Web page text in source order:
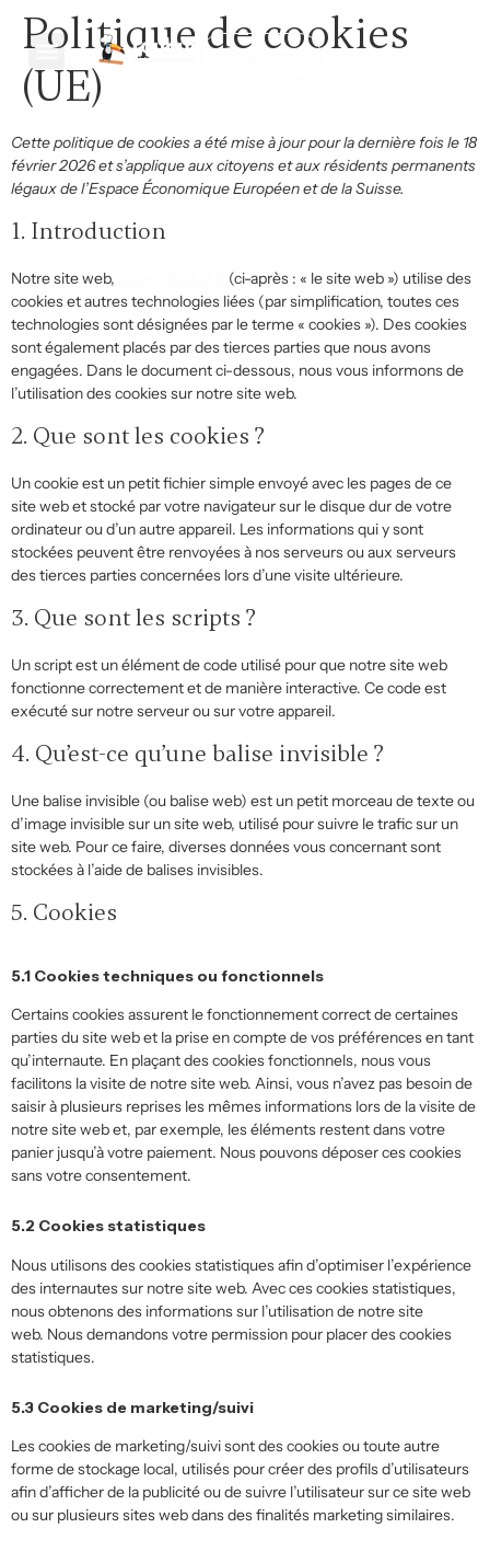
Politique de cookies
(UE)
Cette politique de cookies a été mise à jour pour la dernière fois le 18
février 2026 et s’applique aux citoyens et aux résidents permanents
légaux de l’Espace Économique Européen et de la Suisse.
1. Introduction
Notre site web,
(ci-après : « le site web ») utilise des
cookies et autres technologies liées (par simplification, toutes ces
technologies sont désignées par le terme « cookies »). Des cookies
sont également placés par des tierces parties que nous avons
engagées. Dans le document ci-dessous, nous vous informons de
l’utilisation des cookies sur notre site web.
2. Que sont les cookies ?
Un cookie est un petit fichier simple envoyé avec les pages de ce
site web et stocké par votre navigateur sur le disque dur de votre
ordinateur ou d’un autre appareil. Les informations qui y sont
stockées peuvent être renvoyées à nos serveurs ou aux serveurs
des tierces parties concernées lors d’une visite ultérieure.
3. Que sont les scripts ?
Un script est un élément de code utilisé pour que notre site web
fonctionne correctement et de manière interactive. Ce code est
exécuté sur notre serveur ou sur votre appareil.
4. Qu’est-ce qu’une balise invisible ?
Une balise invisible (ou balise web) est un petit morceau de texte ou
d’image invisible sur un site web, utilisé pour suivre le trafic sur un
site web. Pour ce faire, diverses données vous concernant sont
stockées à l’aide de balises invisibles.
5. Cookies
5.1 Cookies techniques ou fonctionnels
Certains cookies assurent le fonctionnement correct de certaines
parties du site web et la prise en compte de vos préférences en tant
qu’internaute. En plaçant des cookies fonctionnels, nous vous
facilitons la visite de notre site web. Ainsi, vous n’avez pas besoin de
saisir à plusieurs reprises les mêmes informations lors de la visite de
notre site web et, par exemple, les éléments restent dans votre
panier jusqu’à votre paiement. Nous pouvons déposer ces cookies
sans votre consentement.
5.2 Cookies statistiques
Nous utilisons des cookies statistiques afin d’optimiser l’expérience
des internautes sur notre site web. Avec ces cookies statistiques,
nous obtenons des informations sur l’utilisation de notre site
web. Nous demandons votre permission pour placer des cookies
statistiques.
5.3 Cookies de marketing/suivi
Les cookies de marketing/suivi sont des cookies ou toute autre
forme de stockage local, utilisés pour créer des profils d’utilisateurs
afin d’afficher de la publicité ou de suivre l’utilisateur sur ce site web
ou sur plusieurs sites web dans des finalités marketing similaires.